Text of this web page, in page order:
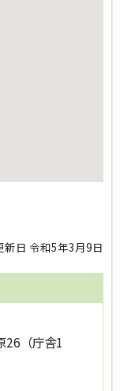
新日 令和5年3月9日
26（庁舎1